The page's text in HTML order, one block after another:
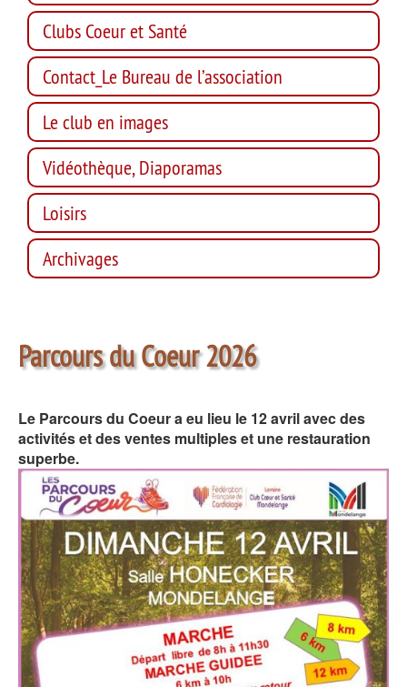
Clubs Coeur et Santé
Contact_Le Bureau de l’association
Le club en images
Vidéothèque, Diaporamas
Loisirs
Archivages
Parcours du Coeur 2026
Le Parcours du Coeur a eu lieu le 12 avril avec des
activités et des ventes multiples et une restauration
superbe.